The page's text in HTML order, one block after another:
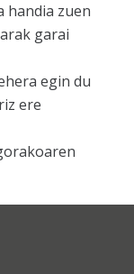
handia zuen
garai
egin du
ere